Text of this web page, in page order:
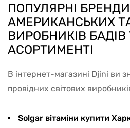
ПОПУЛЯРНІ БРЕНДИ
АМЕРИКАНСЬКИХ
ВИРОБНИКІВ БАДІВ
АСОРТИМЕНТІ
В інтернет-магазині Djini ви
провідних світових
Solgar вітаміни купити